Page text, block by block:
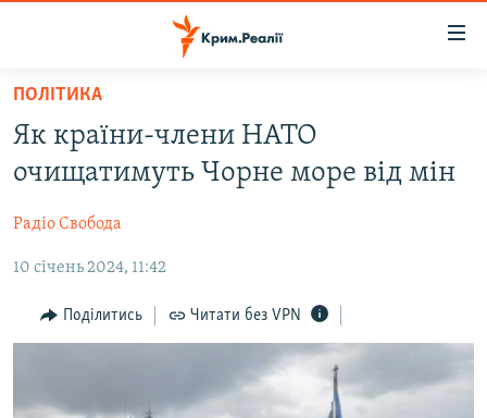
Перейти
основного
матеріалу
до
навігації
Перейти
ВОДА.КРИМ
ПОЛІТИКА
БЛОГИ
ПОГЛЯД
ПОЛІТИКА
Як країни-члени НАТО
очищатимуть Чорне море від мін
Радіо Свобода
10 січень 2024, 11:42
Поділитись Читати без VPN